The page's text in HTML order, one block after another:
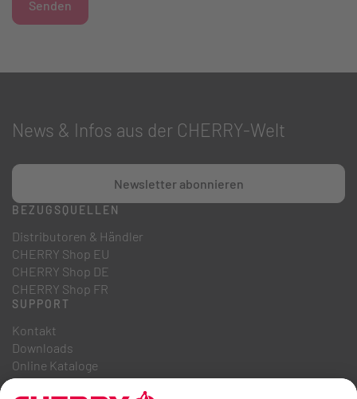
Senden
News & Infos aus der CHERRY-Welt
Newsletter abonnieren
BEZUGSQUELLEN
Distributoren & Händler
CHERRY Shop EU
CHERRY Shop DE
CHERRY Shop FR
SUPPORT
Kontakt
Downloads
Online Kataloge
FAQ